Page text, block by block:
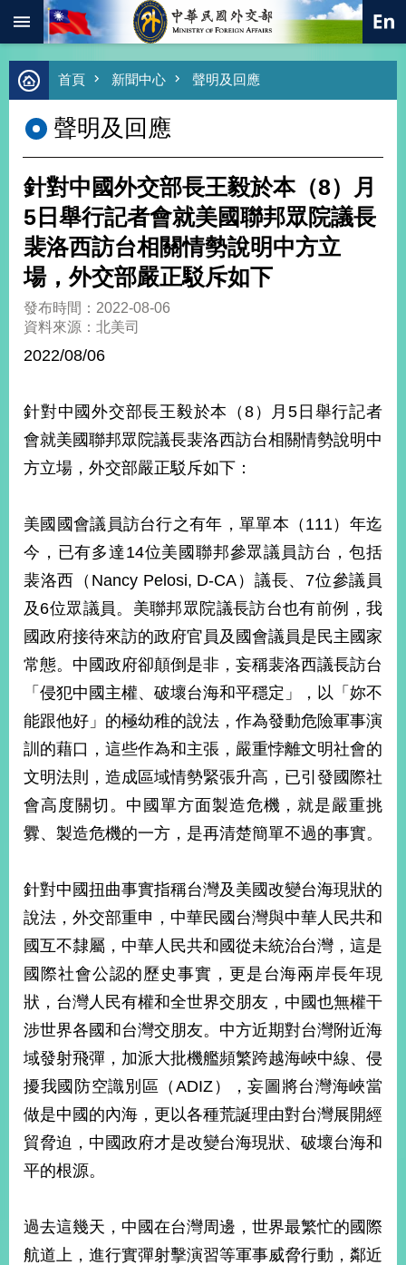
跳到主要內容區塊
進
階
尋
熱
總
合
外
交
價
值
經
濟
日
不
台
海
平
護
照
回
頁
網
站
導
覽
關
於
本
部
中
心
外
交
資
訊
國
與
地
國
播
首頁 新聞中心 聲明及回應
聲明及回應
針對中國外交部長王毅於本（8）月
5日舉行記者會就美國聯邦眾院議長
裴洛西訪台相關情勢說明中方立
場，外交部嚴正駁斥如下
發布時間：2022-08-06
資料來源：北美司
2022/08/06
針對中國外交部長王毅於本（8）月5日舉行記者
會就美國聯邦眾院議長裴洛西訪台相關情勢說明中
方立場，外交部嚴正駁斥如下：
美國國會議員訪台行之有年，單單本（111）年迄
今，已有多達14位美國聯邦參眾議員訪台，包括
裴洛西（Nancy Pelosi, D-CA）議長、7位參議員
及6位眾議員。美聯邦眾院議長訪台也有前例，我
國政府接待來訪的政府官員及國會議員是民主國家
常態。中國政府卻顛倒是非，妄稱裴洛西議長訪台
「侵犯中國主權、破壞台海和平穩定」，以「妳不
能跟他好」的極幼稚的說法，作為發動危險軍事演
訓的藉口，這些作為和主張，嚴重悖離文明社會的
文明法則，造成區域情勢緊張升高，已引發國際社
會高度關切。中國單方面製造危機，就是嚴重挑
釁、製造危機的一方，是再清楚簡單不過的事實。
針對中國扭曲事實指稱台灣及美國改變台海現狀的
說法，外交部重申，中華民國台灣與中華人民共和
國互不隸屬，中華人民共和國從未統治台灣，這是
國際社會公認的歷史事實，更是台海兩岸長年現
狀，台灣人民有權和全世界交朋友，中國也無權干
涉世界各國和台灣交朋友。中方近期對台灣附近海
域發射飛彈，加派大批機艦頻繁跨越海峽中線、侵
擾我國防空識別區（ADIZ），妄圖將台灣海峽當
做是中國的內海，更以各種荒誕理由對台灣展開經
貿脅迫，中國政府才是改變台海現狀、破壞台海和
平的根源。
過去這幾天，中國在台灣周邊，世界最繁忙的國際
航道上，進行實彈射擊演習等軍事威脅行動，鄰近